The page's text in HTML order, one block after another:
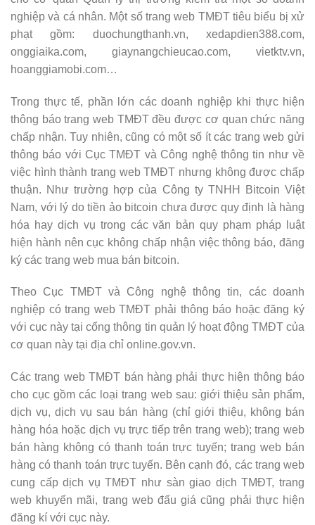
nghiệp và cá nhân. Một số trang web TMĐT tiêu biểu bị xử
phạt gồm: duochungthanh.vn, xedapdien388.com,
onggiaika.com, giaynangchieucao.com, vietktv.vn,
hoanggiamobi.com…
Trong thực tế, phần lớn các doanh nghiệp khi thực hiện
thông báo trang web TMĐT đều được cơ quan chức năng
chấp nhận. Tuy nhiên, cũng có một số ít các trang web gửi
thông báo với Cục TMĐT và Công nghệ thông tin như về
việc hình thành trang web TMĐT nhưng không được chấp
thuận. Như trường hợp của Công ty TNHH Bitcoin Việt
Nam, với lý do tiền ảo bitcoin chưa được quy định là hàng
hóa hay dịch vụ trong các văn bản quy phạm pháp luật
hiện hành nên cục không chấp nhận việc thông báo, đăng
ký các trang web mua bán bitcoin.
Theo Cục TMĐT và Công nghệ thông tin, các doanh
nghiệp có trang web TMĐT phải thông báo hoặc đăng ký
với cục này tại cổng thông tin quản lý hoạt động TMĐT của
cơ quan này tại địa chỉ online.gov.vn.
Các trang web TMĐT bán hàng phải thực hiện thông báo
cho cục gồm các loại trang web sau: giới thiệu sản phẩm,
dịch vụ, dịch vụ sau bán hàng (chỉ giới thiệu, không bán
hàng hóa hoặc dịch vụ trực tiếp trên trang web); trang web
bán hàng không có thanh toán trực tuyến; trang web bán
hàng có thanh toán trực tuyến. Bên cạnh đó, các trang web
cung cấp dịch vụ TMĐT như sàn giao dịch TMĐT, trang
web khuyến mãi, trang web đấu giá cũng phải thực hiện
đăng kí với cục này.